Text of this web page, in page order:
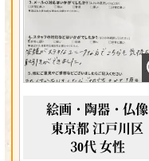
絵画・陶器・仏像
東京都 江戸川区
30代 女性